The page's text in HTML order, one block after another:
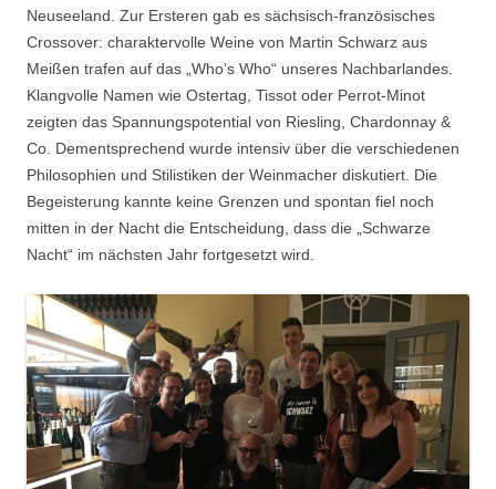
Neuseeland. Zur Ersteren gab es sächsisch-französisches
Crossover: charaktervolle Weine von Martin Schwarz aus
Meißen trafen auf das „Who’s Who“ unseres Nachbarlandes.
Klangvolle Namen wie Ostertag, Tissot oder Perrot-Minot
zeigten das Spannungspotential von Riesling, Chardonnay &
Co. Dementsprechend wurde intensiv über die verschiedenen
Philosophien und Stilistiken der Weinmacher diskutiert. Die
Begeisterung kannte keine Grenzen und spontan fiel noch
mitten in der Nacht die Entscheidung, dass die „Schwarze
Nacht“ im nächsten Jahr fortgesetzt wird.